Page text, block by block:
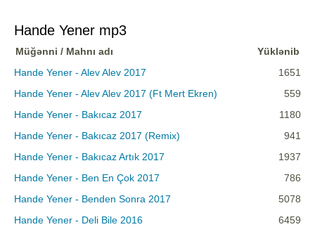
Hande Yener mp3
Müğənni / Mahnı adı
Yüklənib
Hande Yener - Alev Alev 2017
1651
Hande Yener - Alev Alev 2017 (Ft Mert Ekren)
559
Hande Yener - Bakıcaz 2017
1180
Hande Yener - Bakıcaz 2017 (Remix)
941
Hande Yener - Bakıcaz Artık 2017
1937
Hande Yener - Ben En Çok 2017
786
Hande Yener - Benden Sonra 2017
5078
Hande Yener - Deli Bile 2016
6459